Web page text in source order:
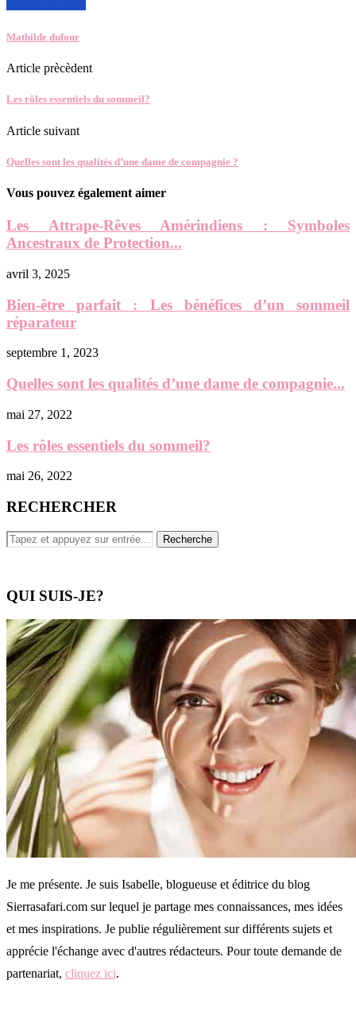
Mathilde dufour
Article prècèdent
Les rôles essentiels du sommeil?
Article suivant
Quelles sont les qualités d’une dame de compagnie ?
Vous pouvez également aimer
Les Attrape-Rêves Amérindiens : Symboles
Ancestraux de Protection...
avril 3, 2025
Bien-être parfait : Les bénéfices d’un sommeil
réparateur
septembre 1, 2023
Quelles sont les qualités d’une dame de compagnie...
mai 27, 2022
Les rôles essentiels du sommeil?
mai 26, 2022
RECHERCHER
QUI SUIS-JE?
Je me présente. Je suis Isabelle, blogueuse et éditrice du blog
Sierrasafari.com sur lequel je partage mes connaissances, mes idées
et mes inspirations. Je publie régulièrement sur différents sujets et
apprécie l'échange avec d'autres rédacteurs. Pour toute demande de
partenariat, cliquez ici.